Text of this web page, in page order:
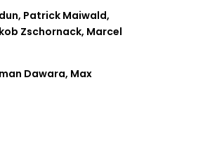
Patrick Maiwald,
Zschornack, Marcel
Dawara, Max